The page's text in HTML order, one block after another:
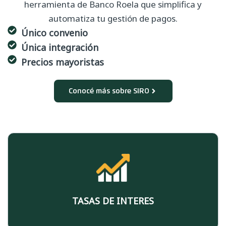
herramienta de Banco Roela que simplifica y
automatiza tu gestión de pagos.
Único convenio
Única integración
Precios mayoristas
Conocé más sobre SIRO
TASAS DE INTERES